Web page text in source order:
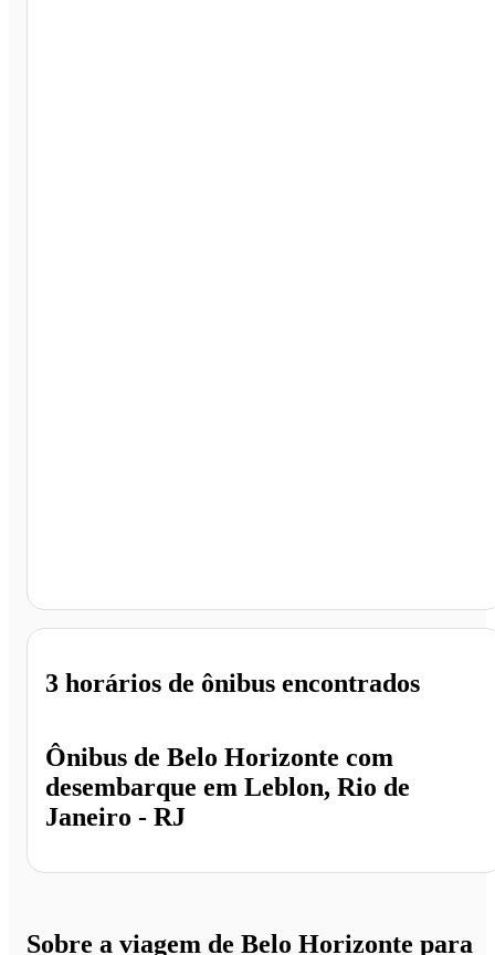
Ônibus de Belo Horizonte com
desembarque em Leblon, Rio de
Janeiro - RJ
3 horários de ônibus encontrados
Sobre a viagem de Belo Horizonte para